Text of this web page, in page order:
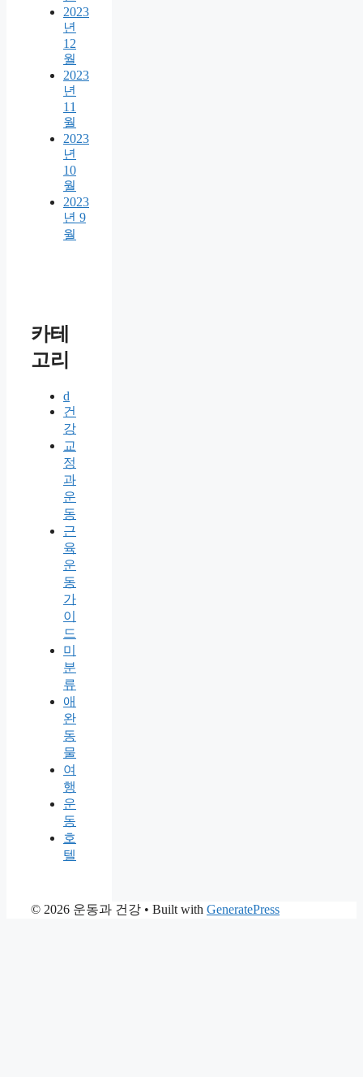
2023
년
12
월
2023
년
11
월
2023
년
10
월
2023
년 9
월
카테
고리
d
건
강
교
정
과
운
동
근
육
운
동
가
이
드
미
분
류
애
완
동
물
여
행
운
동
호
텔
© 2026 운동과 건강 • Built with GeneratePress